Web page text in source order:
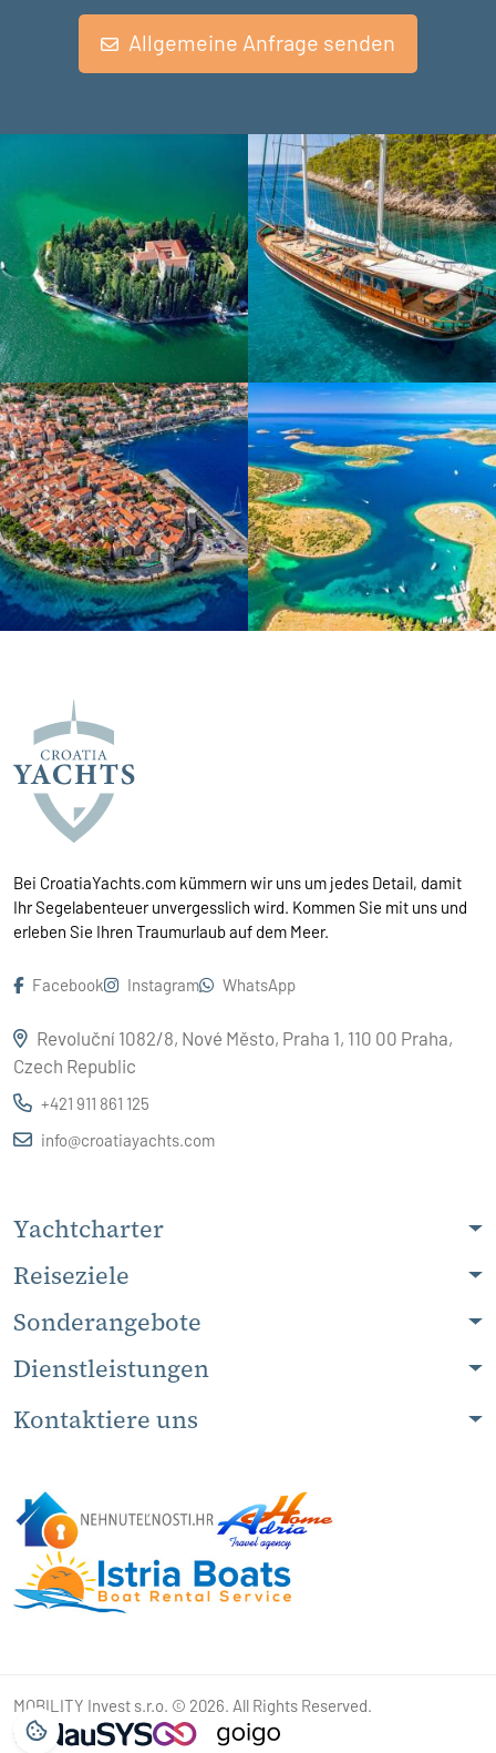
Allgemeine Anfrage senden
Bei CroatiaYachts.com kümmern wir uns um jedes Detail, damit
Ihr Segelabenteuer unvergesslich wird. Kommen Sie mit uns und
erleben Sie Ihren Traumurlaub auf dem Meer.
Facebook Instagram WhatsApp
Revoluční 1082/8, Nové Město, Praha 1, 110 00 Praha,
Czech Republic
+421 911 861 125
info@croatiayachts.com
Yachtcharter
Reiseziele
Sonderangebote
Dienstleistungen
Kontaktiere uns
MOBILITY Invest s.r.o. © 2026. All Rights Reserved.